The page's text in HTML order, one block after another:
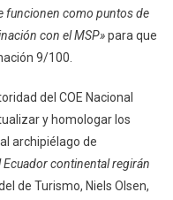
funcionen como puntos de
con el MSP»para que
9/100.
del COE Nacional
y homologar los
archipiélago de
continental regirán
de Turismo, Niels Olsen,